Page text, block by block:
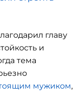
главу
и
тема
мужиком,